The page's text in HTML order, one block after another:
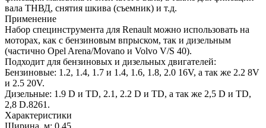
вала ТНВД, снятия шкива (съемник) и т.д.
Применение
Набор специнструмента для Renault можно использовать на
моторах, как с бензиновым впрыском, так и дизельным
(частично Opel Arena/Movano и Volvo V/S 40).
Подходит для бензиновых и дизельных двигателей:
Бензиновые: 1.2, 1.4, 1.7 и 1.4, 1.6, 1.8, 2.0 16V, а так же 2.2 8V
и 2.5 20V.
Дизельные: 1.9 D и TD, 2.1, 2.2 D и TD, а так же 2,5 D и TD,
2,8 D.8261.
Характеристики